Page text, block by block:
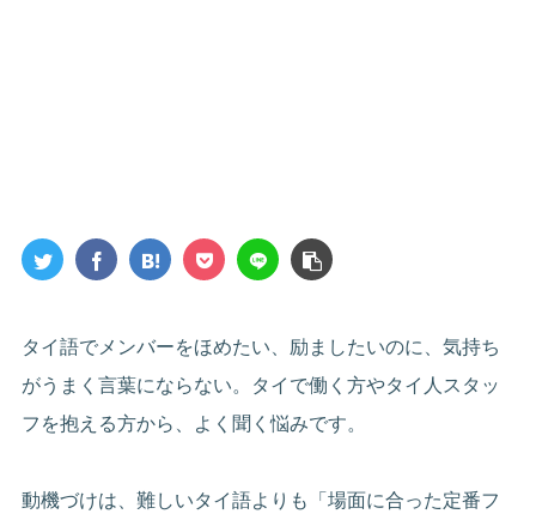
タイ語でメンバーをほめたい、励ましたいのに、気持ち
がうまく言葉にならない。タイで働く方やタイ人スタッ
フを抱える方から、よく聞く悩みです。
動機づけは、難しいタイ語よりも「場面に合った定番フ